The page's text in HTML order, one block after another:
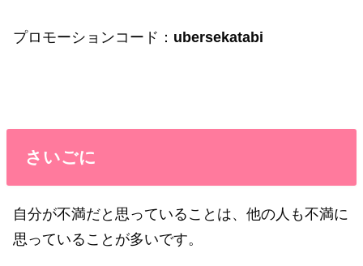
プロモーションコード： ubersekatabi
さいごに
自分が不満だと思っていることは、他の人も不満に
思っていることが多いです。